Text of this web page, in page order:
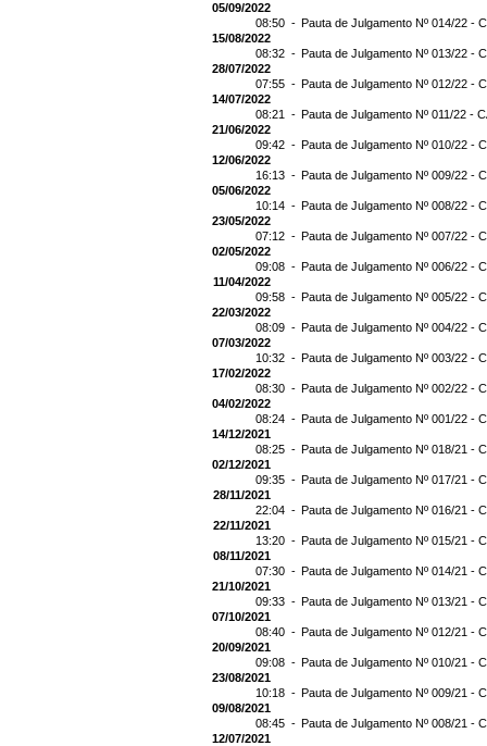
05/09/2022
08:50 - Pauta de Julgamento Nº 014/22 -
15/08/2022
08:32 - Pauta de Julgamento Nº 013/22 -
28/07/2022
07:55 - Pauta de Julgamento Nº 012/22 -
14/07/2022
08:21 - Pauta de Julgamento Nº 011/22 -
21/06/2022
09:42 - Pauta de Julgamento Nº 010/22 -
12/06/2022
16:13 - Pauta de Julgamento Nº 009/22 -
05/06/2022
10:14 - Pauta de Julgamento Nº 008/22 -
23/05/2022
07:12 - Pauta de Julgamento Nº 007/22 -
02/05/2022
09:08 - Pauta de Julgamento Nº 006/22 -
11/04/2022
09:58 - Pauta de Julgamento Nº 005/22 -
22/03/2022
08:09 - Pauta de Julgamento Nº 004/22 -
07/03/2022
10:32 - Pauta de Julgamento Nº 003/22 -
17/02/2022
08:30 - Pauta de Julgamento Nº 002/22 -
04/02/2022
08:24 - Pauta de Julgamento Nº 001/22 -
14/12/2021
08:25 - Pauta de Julgamento Nº 018/21 -
02/12/2021
09:35 - Pauta de Julgamento Nº 017/21 -
28/11/2021
22:04 - Pauta de Julgamento Nº 016/21 -
22/11/2021
13:20 - Pauta de Julgamento Nº 015/21 -
08/11/2021
07:30 - Pauta de Julgamento Nº 014/21 -
21/10/2021
09:33 - Pauta de Julgamento Nº 013/21 -
07/10/2021
08:40 - Pauta de Julgamento Nº 012/21 -
20/09/2021
09:08 - Pauta de Julgamento Nº 010/21 -
23/08/2021
10:18 - Pauta de Julgamento Nº 009/21 -
09/08/2021
08:45 - Pauta de Julgamento Nº 008/21 -
12/07/2021